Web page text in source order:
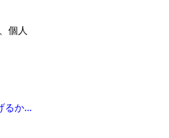
個人
るか…